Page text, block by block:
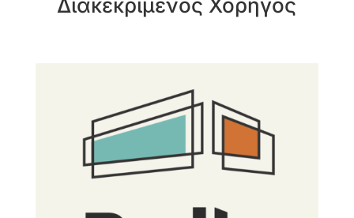
Διακεκριμένος Χορηγός